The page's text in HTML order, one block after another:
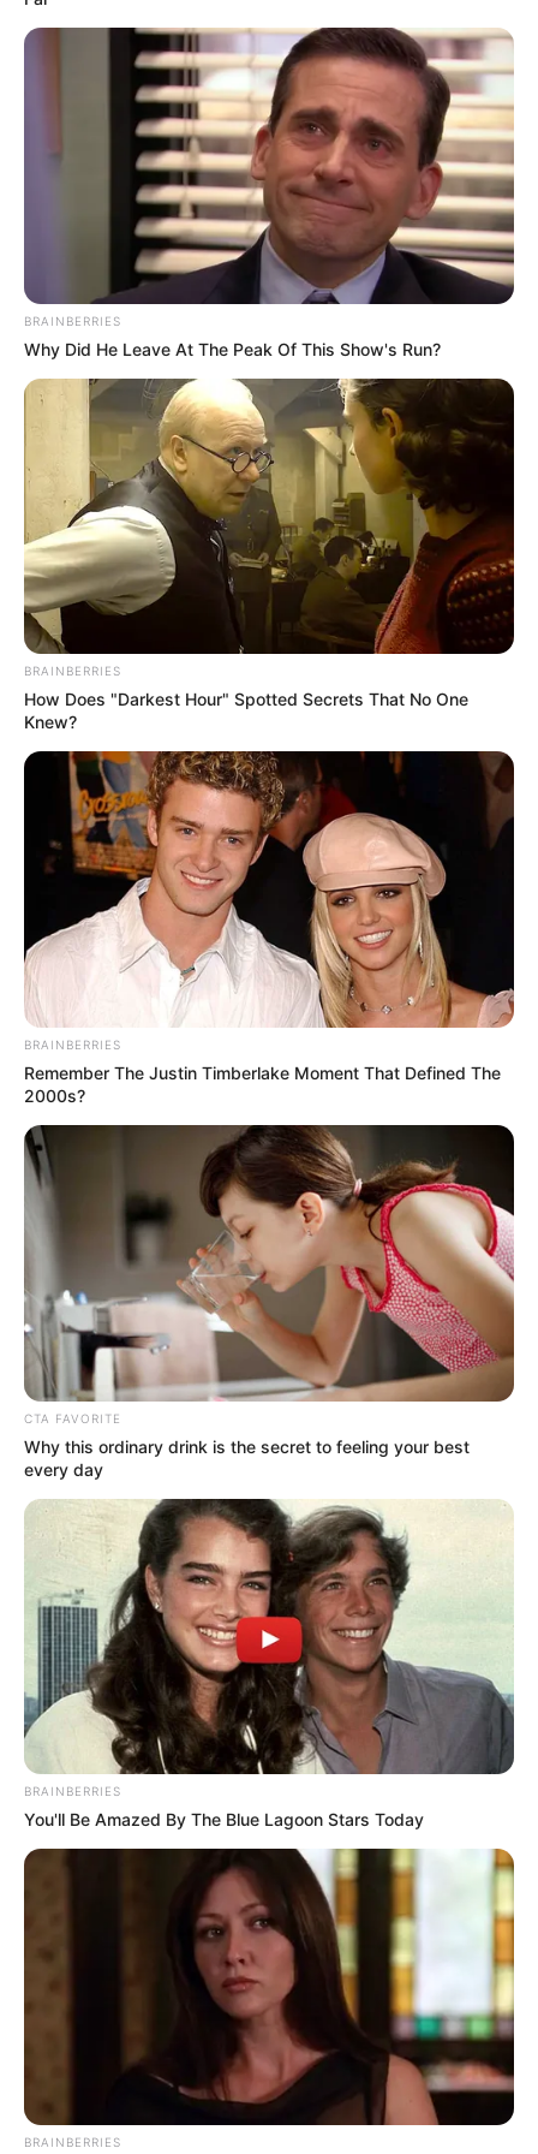
BRAINBERRIES
Why Did He Leave At The Peak Of This Show's Run?
BRAINBERRIES
How Does "Darkest Hour" Spotted Secrets That No One
Knew?
BRAINBERRIES
Remember The Justin Timberlake Moment That Defined The
2000s?
CTA FAVORITE
Why this ordinary drink is the secret to feeling your best
every day
BRAINBERRIES
You'll Be Amazed By The Blue Lagoon Stars Today
BRAINBERRIES